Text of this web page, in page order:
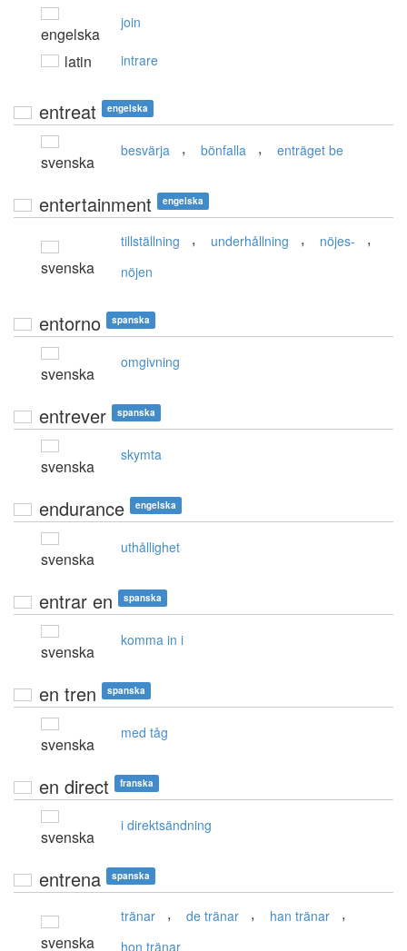
engelska
join
latin intrare
entreat engelska
svenska
besvärja , bönfalla , enträget be
entertainment engelska
svenska
tillställning , underhållning , nöjes- ,
nöjen
entorno spanska
svenska
omgivning
entrever spanska
svenska
skymta
endurance engelska
svenska
uthållighet
entrar en spanska
svenska
komma in i
en tren spanska
svenska
med tåg
en direct franska
svenska
i direktsändning
entrena spanska
svenska
tränar , de tränar , han tränar ,
hon tränar